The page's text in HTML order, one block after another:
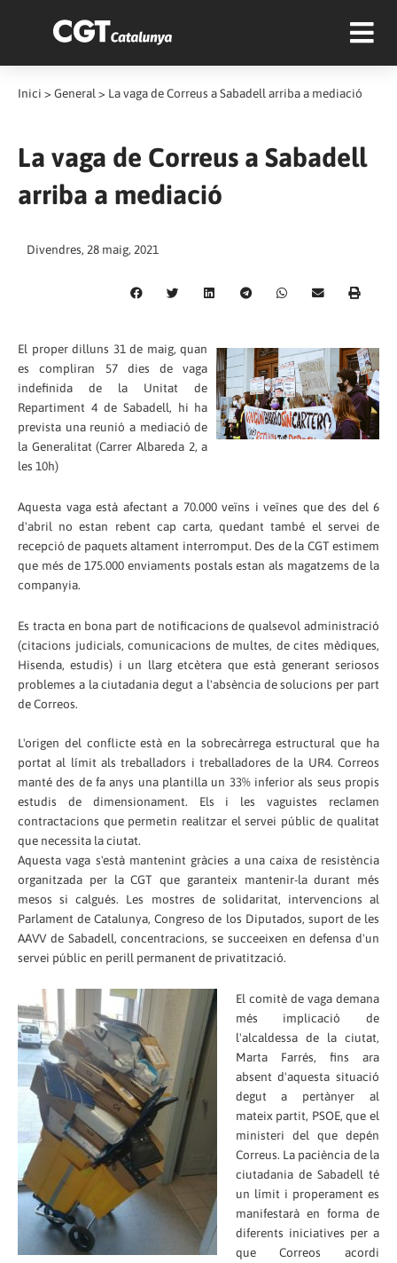
Inici > General > La vaga de Correus a Sabadell arriba a mediació
La vaga de Correus a Sabadell
arriba a mediació
Divendres, 28 maig, 2021
El proper dilluns 31 de maig, quan
es compliran 57 dies de vaga
indefinida de la Unitat de
Repartiment 4 de Sabadell, hi ha
prevista una reunió a mediació de
la Generalitat (Carrer Albareda 2, a
les 10h)
Aquesta vaga està afectant a 70.000 veïns i veïnes que des del 6
d'abril no estan rebent cap carta, quedant també el servei de
recepció de paquets altament interromput. Des de la CGT estimem
que més de 175.000 enviaments postals estan als magatzems de la
companyia.
Es tracta en bona part de notificacions de qualsevol administració
(citacions judicials, comunicacions de multes, de cites mèdiques,
Hisenda, estudis) i un llarg etcètera que està generant seriosos
problemes a la ciutadania degut a l'absència de solucions per part
de Correos.
L'origen del conflicte està en la sobrecàrrega estructural que ha
portat al límit als treballadors i treballadores de la UR4. Correos
manté des de fa anys una plantilla un 33% inferior als seus propis
estudis de dimensionament. Els i les vaguistes reclamen
contractacions que permetin realitzar el servei públic de qualitat
que necessita la ciutat.
Aquesta vaga s'està mantenint gràcies a una caixa de resistència
organitzada per la CGT que garanteix mantenir-la durant més
mesos si calgués. Les mostres de solidaritat, intervencions al
Parlament de Catalunya, Congreso de los Diputados, suport de les
AAVV de Sabadell, concentracions, se succeeixen en defensa d'un
servei públic en perill permanent de privatització.
El comitè de vaga demana
més implicació de
l'alcaldessa de la ciutat,
Marta Farrés, fins ara
absent d'aquesta situació
degut a pertànyer al
mateix partit, PSOE, que el
ministeri del que depén
Correus. La paciència de la
ciutadania de Sabadell té
un límit i properament es
manifestarà en forma de
diferents iniciatives per a
que Correos acordi